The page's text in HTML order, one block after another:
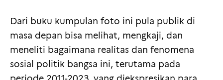
Dari buku kumpulan foto ini pula publik di
masa depan bisa melihat, mengkaji, dan
meneliti bagaimana realitas dan fenomena
sosial politik bangsa ini, terutama pada